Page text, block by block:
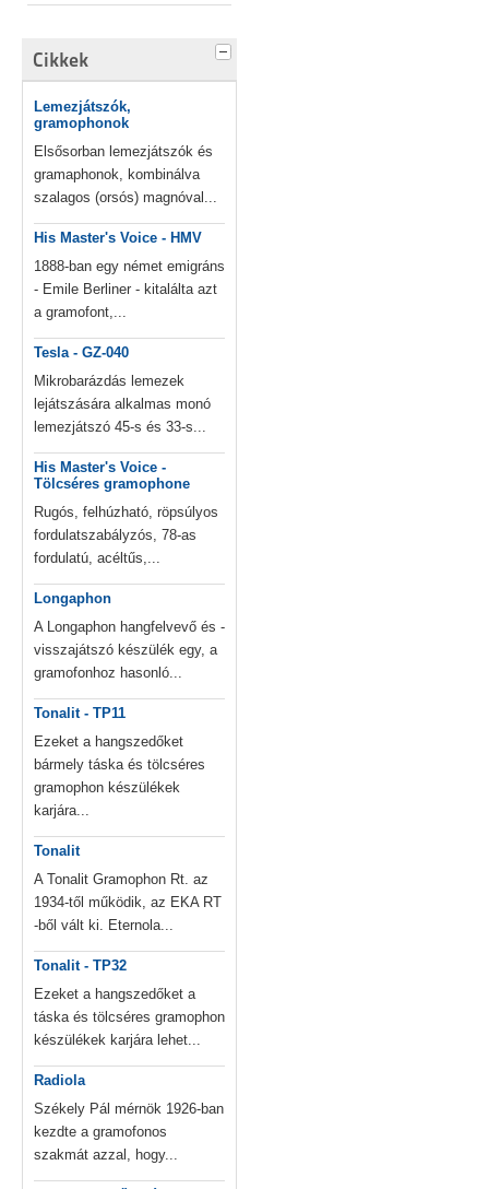
Cikkek
Lemezjátszók,
gramophonok
Elsősorban lemezjátszók és
gramaphonok, kombinálva
szalagos (orsós) magnóval...
His Master's Voice - HMV
1888-ban egy német emigráns
- Emile Berliner - kitalálta azt
a gramofont,...
Tesla - GZ-040
Mikrobarázdás lemezek
lejátszására alkalmas monó
lemezjátszó 45-s és 33-s...
His Master's Voice -
Tölcséres gramophone
Rugós, felhúzható, röpsúlyos
fordulatszabályzós, 78-as
fordulatú, acéltűs,...
Longaphon
A Longaphon hangfelvevő és -
visszajátszó készülék egy, a
gramofonhoz hasonló...
Tonalit - TP11
Ezeket a hangszedőket
bármely táska és tölcséres
gramophon készülékek
karjára...
Tonalit
A Tonalit Gramophon Rt. az
1934-től működik, az EKA RT
-ből vált ki. Eternola...
Tonalit - TP32
Ezeket a hangszedőket a
táska és tölcséres gramophon
készülékek karjára lehet...
Radiola
Székely Pál mérnök 1926-ban
kezdte a gramofonos
szakmát azzal, hogy...